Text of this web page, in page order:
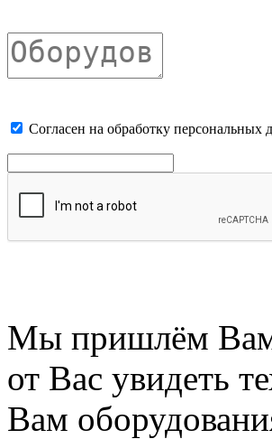
Cогласен на обработку
Мы пришлём Вам
от Вас увидеть
Вам